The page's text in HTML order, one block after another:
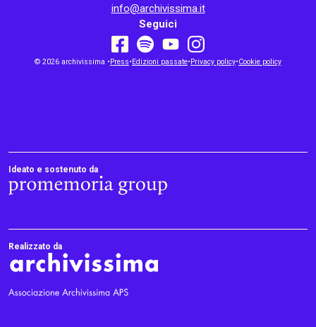
info@archivissima.it
Seguici
facebook
spotifyyoutubeinstagram
© 2026 archivissima •Press•Edizioni passate•Privacy policy•Cookie policy
Ideato e sostenuto da
Realizzato da